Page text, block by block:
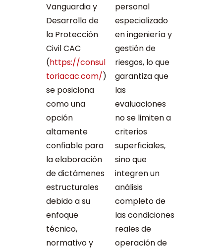
Vanguardia y
Desarrollo de
la Protección
Civil CAC
(https://consul
toriacac.com/)
se posiciona
como una
opción
altamente
confiable para
la elaboración
de dictámenes
estructurales
debido a su
enfoque
técnico,
normativo y
personal
especializado
en ingeniería y
gestión de
riesgos, lo que
garantiza que
las
evaluaciones
no se limiten a
criterios
superficiales,
sino que
integren un
análisis
completo de
las condiciones
reales de
operación de